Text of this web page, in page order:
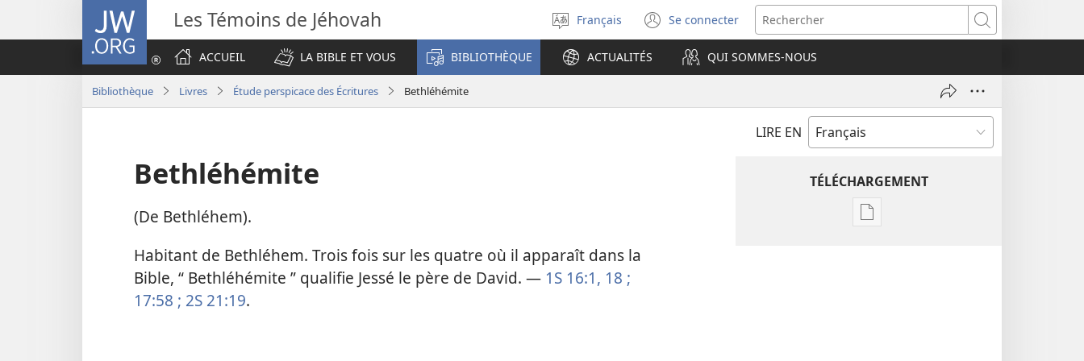
JW.ORG Les Témoins de Jéhovah
Sélectionner
la
langue
Français Se connecter
(ouvre
une
nouvelle
fenêtre)
Rechercher
ACCUEIL
LA BIBLE ET VOUS BIBLIOTHÈQUE ACTUALITÉS QUI SOMMES-NOUS
Bibliothèque Livres Étude perspicace des Écritures Bethléhémite
LIRE EN
Bethléhémite
(De Bethléhem).
Habitant de Bethléhem. Trois fois sur les quatre où il apparaît dans la
Bible, “ Bethléhémite ” qualifie Jessé le père de David. — 1S 16:1, 18 ;
17:58 ; 2S 21:19.
TÉLÉCHARGEMENT
Options